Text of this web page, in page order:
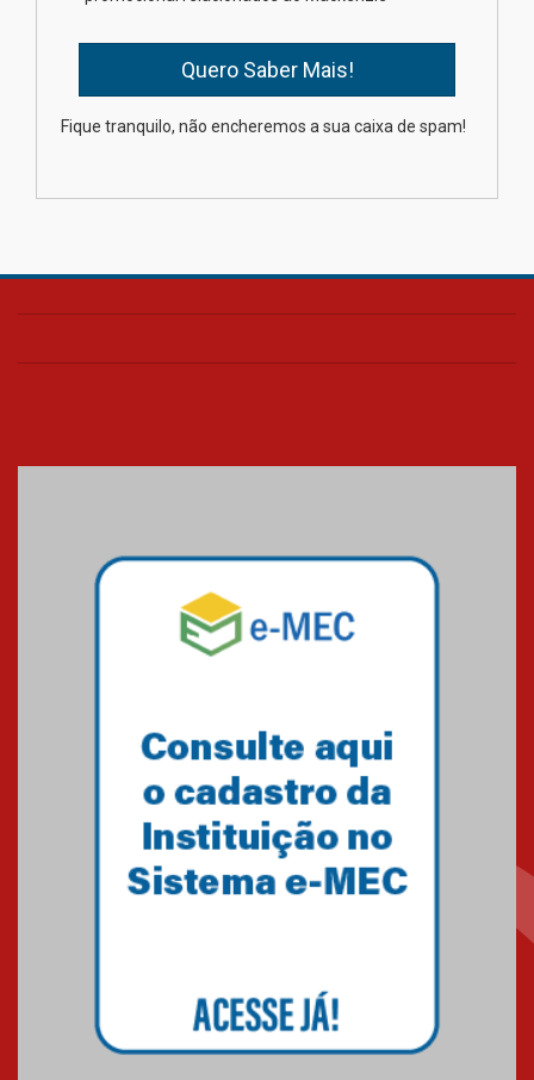
Oncologista do HUEM ressalta
importância da prevenção e
diagnóstico precoce do câncer
de pulmão
Fique tranquilo, não encheremos a sua caixa de spam!